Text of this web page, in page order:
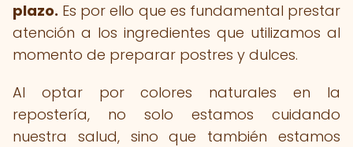
plazo. Es por ello que es fundamental prestar
atención a los ingredientes que utilizamos al
momento de preparar postres y dulces.
Al optar por colores naturales en la
repostería, no solo estamos cuidando
nuestra salud, sino que también estamos